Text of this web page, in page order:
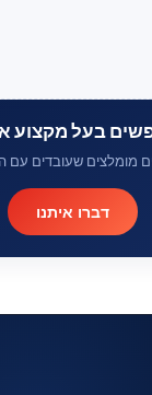
בעל מקצוע
מומלצים שעובדים עם
דברו איתנו